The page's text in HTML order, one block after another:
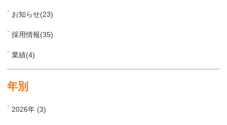
お知らせ(23)
採用情報(35)
業績(4)
年別
2026年 (3)